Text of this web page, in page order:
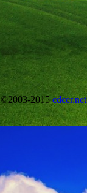
©2003-2015cdcer.net